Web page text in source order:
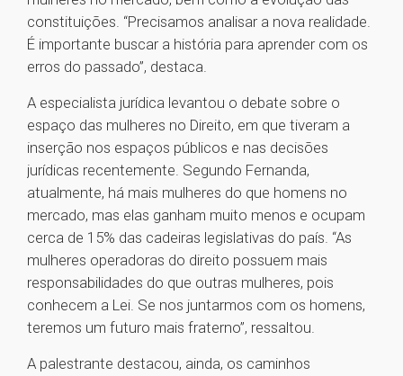
constituições. “Precisamos analisar a nova realidade.
É importante buscar a história para aprender com os
erros do passado”, destaca.
A especialista jurídica levantou o debate sobre o
espaço das mulheres no Direito, em que tiveram a
inserção nos espaços públicos e nas decisões
jurídicas recentemente. Segundo Fernanda,
atualmente, há mais mulheres do que homens no
mercado, mas elas ganham muito menos e ocupam
cerca de 15% das cadeiras legislativas do país. “As
mulheres operadoras do direito possuem mais
responsabilidades do que outras mulheres, pois
conhecem a Lei. Se nos juntarmos com os homens,
teremos um futuro mais fraterno”, ressaltou.
A palestrante destacou, ainda, os caminhos